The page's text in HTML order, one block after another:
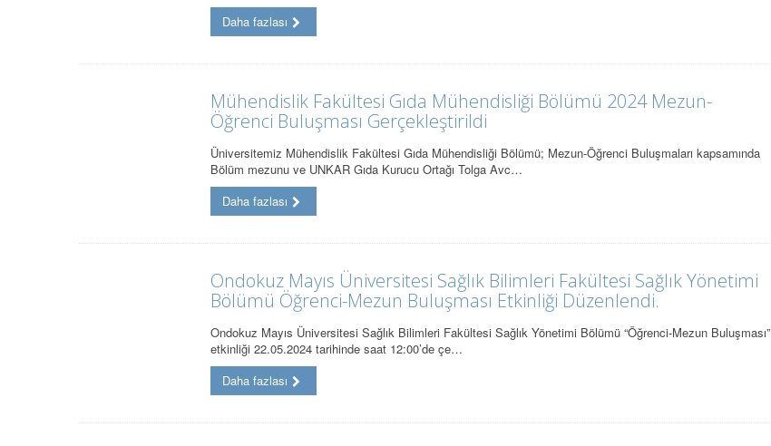
Daha fazlası
Mühendislik Fakültesi Gıda Mühendisliği Bölümü 2024 Mezun-
Öğrenci Buluşması Gerçekleştirildi
Üniversitemiz Mühendislik Fakültesi Gıda Mühendisliği Bölümü; Mezun-Öğrenci Buluşmaları kapsamında
Bölüm mezunu ve UNKAR Gıda Kurucu Ortağı Tolga Avc…
Daha fazlası
Ondokuz Mayıs Üniversitesi Sağlık Bilimleri Fakültesi Sağlık Yönetimi
Bölümü Öğrenci-Mezun Buluşması Etkinliği Düzenlendi.
Ondokuz Mayıs Üniversitesi Sağlık Bilimleri Fakültesi Sağlık Yönetimi Bölümü “Öğrenci-Mezun Buluşması”
etkinliği 22.05.2024 tarihinde saat 12:00’de çe…
Daha fazlası